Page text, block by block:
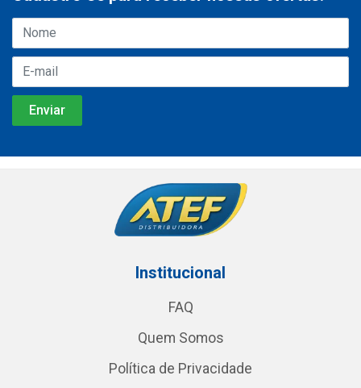
Institucional
FAQ
Quem Somos
Política de Privacidade